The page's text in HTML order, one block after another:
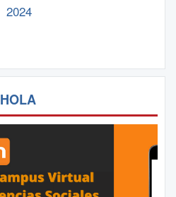
2024
HOLA